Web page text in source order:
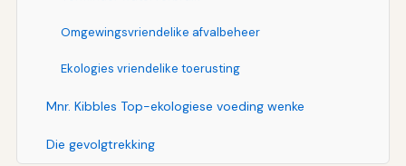
Omgewingsvriendelike afvalbeheer
Ekologies vriendelike toerusting
Mnr. Kibbles Top-ekologiese voeding wenke
Die gevolgtrekking